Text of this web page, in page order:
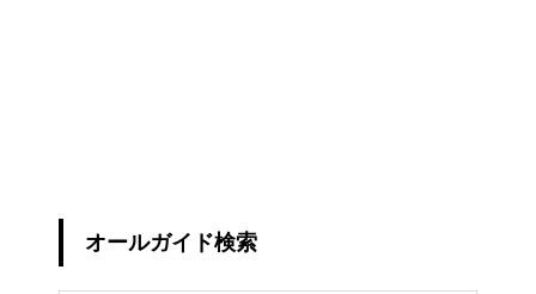
オールガイド検索